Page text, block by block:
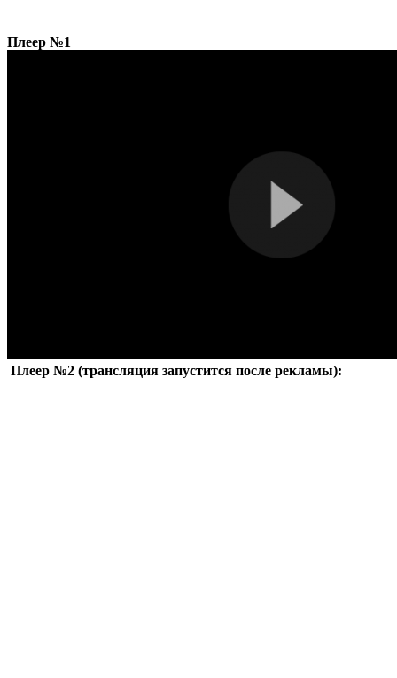
Плеер №1
Плеер №2 (трансляция запустится после рекламы):